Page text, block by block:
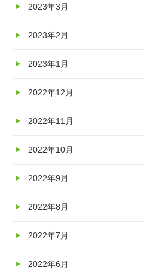
2023年3月
2023年2月
2023年1月
2022年12月
2022年11月
2022年10月
2022年9月
2022年8月
2022年7月
2022年6月